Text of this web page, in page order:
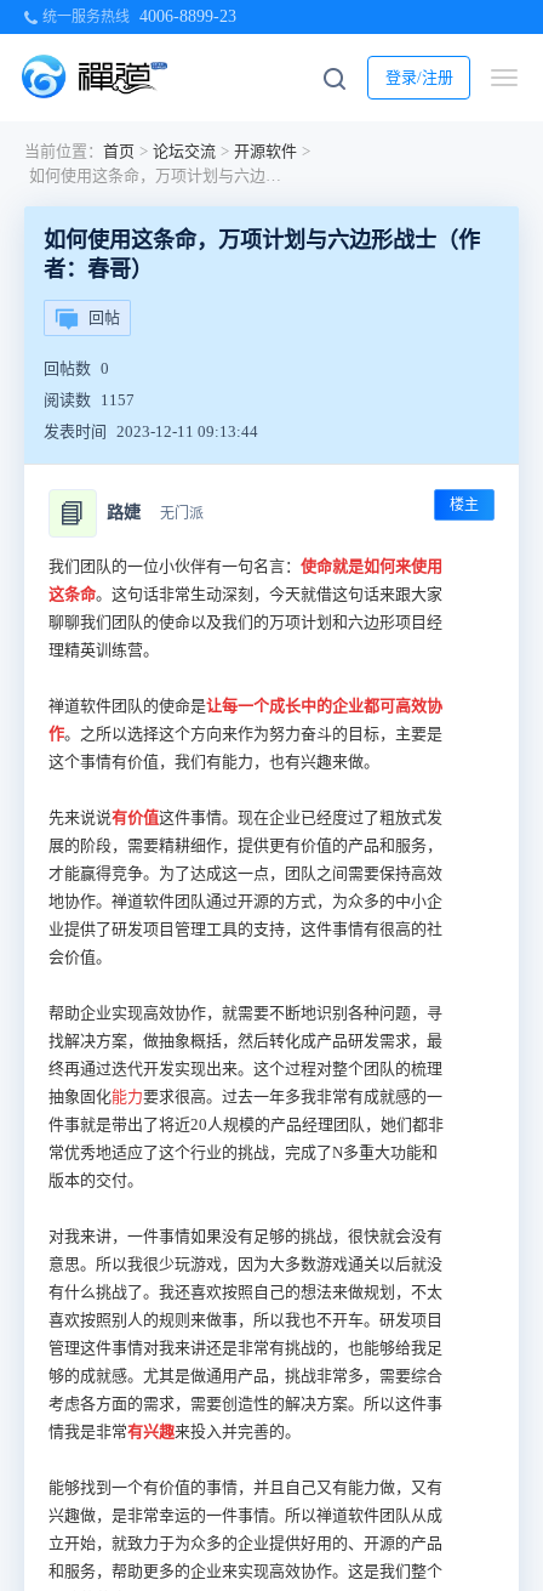
统一服务热线 4006-8899-23
登录/注册
当前位置： 首页 > 论坛交流 > 开源软件 >
如何使用这条命，万项计划与六边形战士（作者：春哥）
如何使用这条命，万项计划与六边形战士（作
者：春哥）
回帖
回帖数 0
阅读数 1157
发表时间
2023-12-11 09:13:44
📘 路婕 无门派 楼主
我们团队的一位小伙伴有一句名言： 使命就是如何来使用
这条命。这句话非常生动深刻，今天就借这句话来跟大家
聊聊我们团队的使命以及我们的万项计划和六边形项目经
理精英训练营。
禅道软件团队的使命是让每一个成长中的企业都可高效协
作。之所以选择这个方向来作为努力奋斗的目标，主要是
这个事情有价值，我们有能力，也有兴趣来做。
先来说说有价值这件事情。现在企业已经度过了粗放式发
展的阶段，需要精耕细作，提供更有价值的产品和服务，
才能赢得竞争。为了达成这一点，团队之间需要保持高效
地协作。禅道软件团队通过开源的方式，为众多的中小企
业提供了研发项目管理工具的支持，这件事情有很高的社
会价值。
帮助企业实现高效协作，就需要不断地识别各种问题，寻
找解决方案，做抽象概括，然后转化成产品研发需求，最
终再通过迭代开发实现出来。这个过程对整个团队的梳理
抽象固化能力要求很高。过去一年多我非常有成就感的一
件事就是带出了将近20人规模的产品经理团队，她们都非
常优秀地适应了这个行业的挑战，完成了N多重大功能和
版本的交付。
对我来讲，一件事情如果没有足够的挑战，很快就会没有
意思。所以我很少玩游戏，因为大多数游戏通关以后就没
有什么挑战了。我还喜欢按照自己的想法来做规划，不太
喜欢按照别人的规则来做事，所以我也不开车。研发项目
管理这件事情对我来讲还是非常有挑战的，也能够给我足
够的成就感。尤其是做通用产品，挑战非常多，需要综合
考虑各方面的需求，需要创造性的解决方案。所以这件事
情我是非常有兴趣来投入并完善的。
能够找到一个有价值的事情，并且自己又有能力做，又有
兴趣做，是非常幸运的一件事情。所以禅道软件团队从成
立开始，就致力于为众多的企业提供好用的、开源的产品
和服务，帮助更多的企业来实现高效协作。这是我们整个